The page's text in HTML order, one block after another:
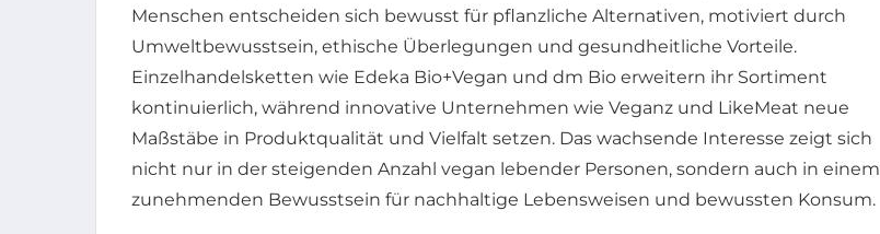
Menschen entscheiden sich bewusst für pflanzliche Alternativen, motiviert durch
Umweltbewusstsein, ethische Überlegungen und gesundheitliche Vorteile.
Einzelhandelsketten wie Edeka Bio+Vegan und dm Bio erweitern ihr Sortiment
kontinuierlich, während innovative Unternehmen wie Veganz und LikeMeat neue
Maßstäbe in Produktqualität und Vielfalt setzen. Das wachsende Interesse zeigt sich
nicht nur in der steigenden Anzahl vegan lebender Personen, sondern auch in einem
zunehmenden Bewusstsein für nachhaltige Lebensweisen und bewussten Konsum.